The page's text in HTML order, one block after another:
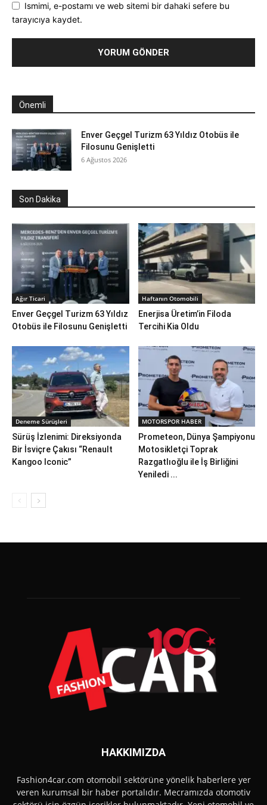
Ismimi, e-postamı ve web sitemi bir dahaki sefere bu
tarayıcıya kaydet.
Önemli
Enver Geçgel Turizm 63 Yıldız Otobüs ile
Filosunu Genişletti
6 Ağustos 2026
Son Dakika
Ağır Ticari
Enver Geçgel Turizm 63 Yıldız
Otobüs ile Filosunu Genişletti
Haftanın Otomobili
Enerjisa Üretim’in Filoda
Tercihi Kia Oldu
Deneme Sürüşleri
Sürüş İzlenimi: Direksiyonda
Bir İsviçre Çakısı “Renault
Kangoo Iconic”
MOTORSPOR HABER
Prometeon, Dünya Şampiyonu
Motosikletçi Toprak
Razgatlıoğlu ile İş Birliğini
Yeniledi ...
HAKKIMIZDA
Fashion4car.com otomobil sektörüne yönelik haberlere yer
veren kurumsal bir haber portalıdır. Mecramızda otomotiv